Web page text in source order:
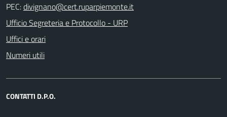
PEC:
Ufficio Segreteria e Protocollo - URP
Uffici e orari
Numeri utili
CONTATTI D.P.O.